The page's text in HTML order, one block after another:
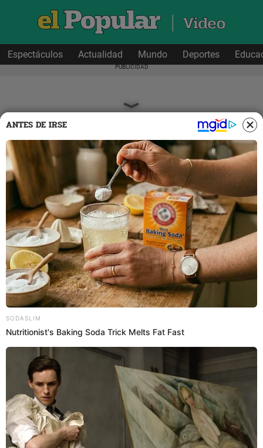
Espectáculos Actualidad Mundo Deportes
Videos
Exponen imágenes de la SENCILLA
decoración de LA BODA de Karla Tarazona
y Christian Domínguez en Huaral
El programa de Amor y Fuego reveló en exclusiva detalles
de la decoración de la recepción de la boda civil de Karla
Tarazona y Christian Domínguez, que se realiza en el
restaurante campestre Warmy, en Huaral. Según se pudo
ver en las imágenes, la decoración fue bastante sencilla, lo
ANTES DE IRSE